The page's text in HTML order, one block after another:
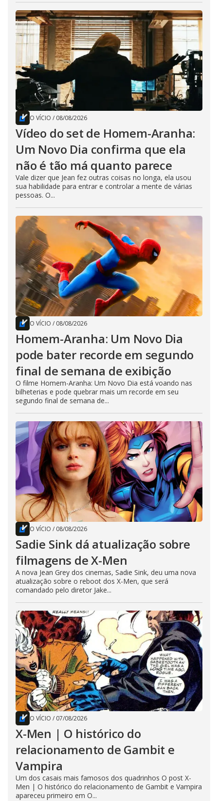
O VÍCIO / 08/08/2026
Vídeo do set de Homem-Aranha:
Um Novo Dia confirma que ela
não é tão má quanto parece
Vale dizer que Jean fez outras coisas no longa, ela usou
sua habilidade para entrar e controlar a mente de várias
pessoas. O...
O VÍCIO / 08/08/2026
Homem-Aranha: Um Novo Dia
pode bater recorde em segundo
final de semana de exibição
O filme Homem-Aranha: Um Novo Dia está voando nas
bilheterias e pode quebrar mais um recorde em seu
segundo final de semana de...
O VÍCIO / 08/08/2026
Sadie Sink dá atualização sobre
filmagens de X-Men
A nova Jean Grey dos cinemas, Sadie Sink, deu uma nova
atualização sobre o reboot dos X-Men, que será
comandado pelo diretor Jake...
O VÍCIO / 07/08/2026
X-Men | O histórico do
relacionamento de Gambit e
Vampira
Um dos casais mais famosos dos quadrinhos O post X-
Men | O histórico do relacionamento de Gambit e Vampira
apareceu primeiro em O...